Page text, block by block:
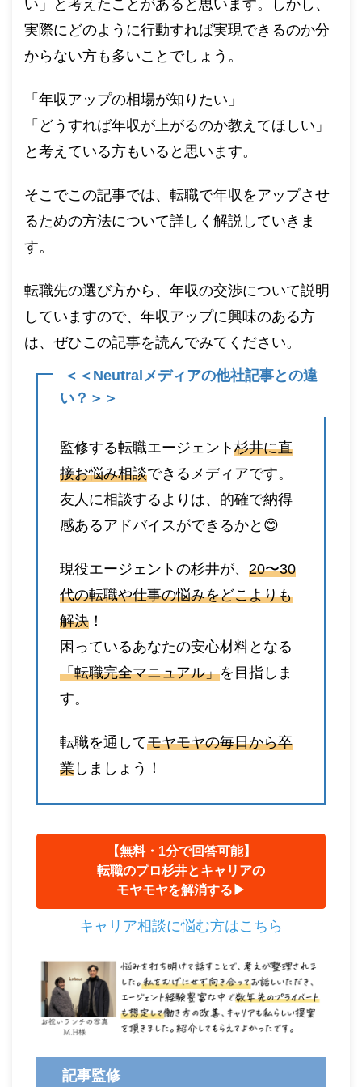
い」と考えたことがあると思います。しかし、
実際にどのように行動すれば実現できるのか分
からない方も多いことでしょう。
「年収アップの相場が知りたい」
「どうすれば年収が上がるのか教えてほしい」
と考えている方もいると思います。
そこでこの記事では、転職で年収をアップさせ
るための方法について詳しく解説していきま
す。
転職先の選び方から、年収の交渉について説明
していますので、年収アップに興味のある方
は、ぜひこの記事を読んでみてください。
＜＜Neutralメディアの他社記事との違
い？＞＞
監修する転職エージェント 杉井に直
接お悩み相談できるメディアです。
友人に相談するよりは、的確で納得
感あるアドバイスができるかと😊
現役エージェントの杉井が、 20〜30
代の転職や仕事の悩みをどこよりも
解決 ！
困っているあなたの安心材料となる
「転職完全マニュアル」を目指しま
す。
転職を通してモヤモヤの毎日から卒
業 しましょう！
【無料・1分で回答可能】
転職のプロ杉井とキャリアの
モヤモヤを解消する▶︎
キャリア相談に悩む方はこちら
記事監修